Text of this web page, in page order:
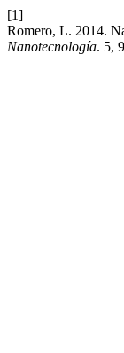
[1]
Romero, L. 2014.
Nanotecnología. 5,